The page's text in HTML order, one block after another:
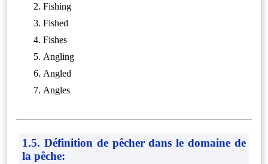
Fishing
Fished
Fishes
Angling
Angled
Angles
1.5. Définition de pêcher dans le domaine de
la pêche: